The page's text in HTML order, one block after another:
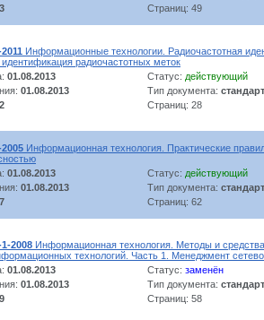
Страниц: 49
Информационные технологии. Радиочастотная
радиочастотных меток
01.08.2013 Статус: действующий
01.08.2013 Тип документа: стандарт
Страниц: 28
Информационная технология. Практические
01.08.2013 Статус: действующий
01.08.2013 Тип документа: стандарт
Страниц: 62
2008 Информационная технология. Методы и
технологий. Часть 1. Менеджмент
01.08.2013 Статус: заменён
01.08.2013 Тип документа: стандарт
Страниц: 58